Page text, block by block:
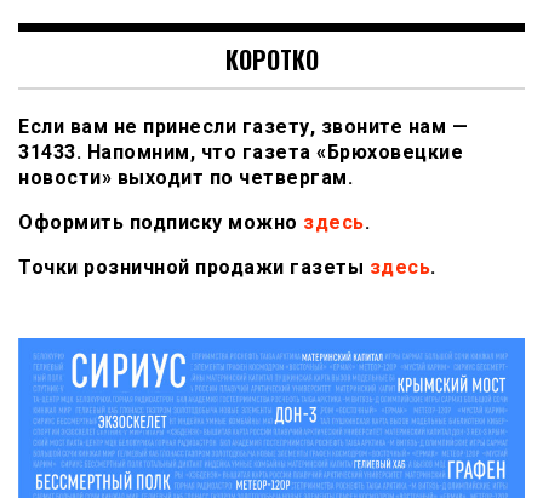
КОРОТКО
Если вам не принесли газету, звоните нам —
31433. Напомним, что газета «Брюховецкие
новости» выходит по четвергам.
Оформить подписку можно здесь.
Точки розничной продажи газеты здесь.